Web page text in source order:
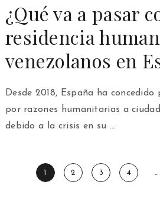
¿Qué va a pasar
residencia
venezolanos en
Desde 2018, España ha concedido
por razones humanitarias a
debido a la crisis en su …
Paginación
2 3 4 …